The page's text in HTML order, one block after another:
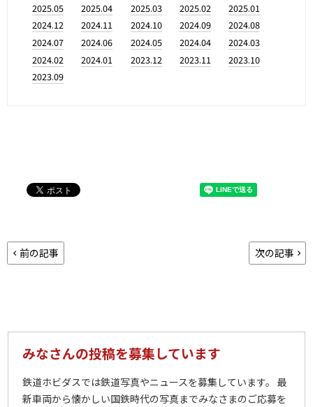
2025.05
2025.04 2025.03 2025.02
2025.01
2024.12
2024.11 2024.10 2024.09
2024.08
2024.07
2024.06 2024.05 2024.04
2024.03
2024.02
2024.01 2023.12 2023.11
2023.10
2023.09
前の記事 次の記事
みなさんの投稿を募集しています
鉄道ホビダスでは鉄道写真やニュースを募集しています。 最
新車両から懐かしい国鉄時代の写真までみなさまのご応募を